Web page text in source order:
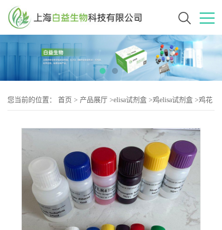
您当前的位置： 首页 > 产品展厅 >elisa试剂盒 >鸡elisa试剂盒 >鸡花